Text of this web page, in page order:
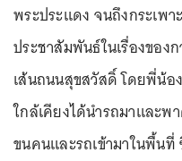
พระประแดง จนถึงกระเพ
ประชาสัมพันธ์ในเรื่องขอ
เส้นถนนสุขสวัสดิ์ โดยพี่น้
ใกล้เคียงได้นำรถมาและ
ขนคนและรถเข้ามาในพื้น